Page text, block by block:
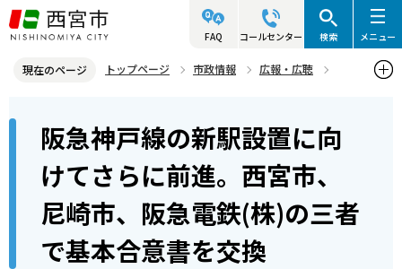
こ
の
ジ
FAQ コールセンター 検索 メニュー
現在のページ トップページ 市政情報
広報・広聴
阪急神戸線の新駅設置に向けてさらに前進。西宮市、尼崎市、阪急電
鉄(株)の三者で基本合意書を交換
阪急神戸線の新駅設置に向
けてさらに前進。西宮市、
尼崎市、阪急電鉄(株)の三者
で基本合意書を交換